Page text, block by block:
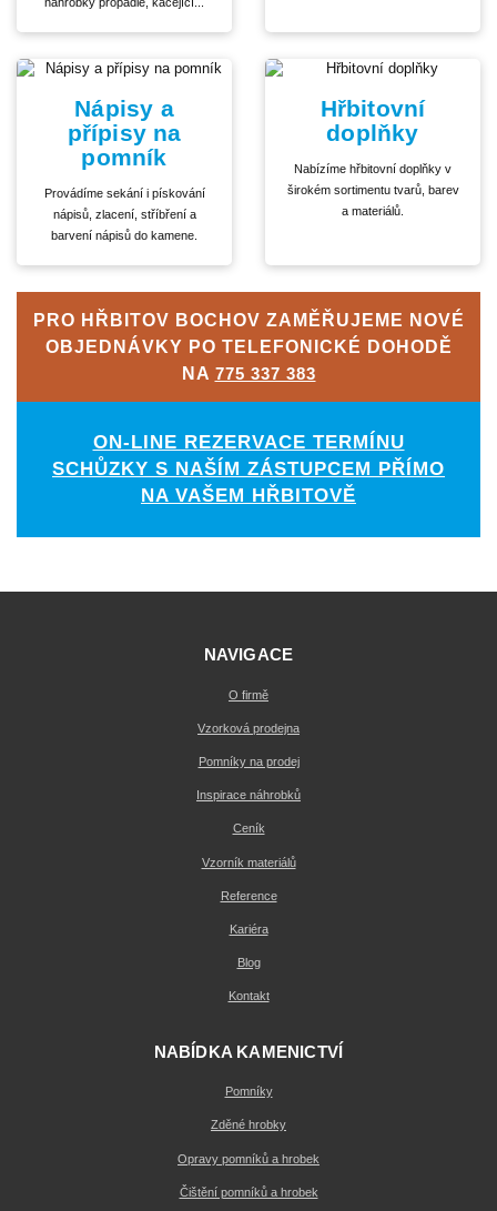
Nápisy a
přípisy na
pomník
Provádíme sekání i pískování
nápisů, zlacení, stříbření a
barvení nápisů do kamene.
Hřbitovní
doplňky
Nabízíme hřbitovní doplňky v
širokém sortimentu tvarů, barev
a materiálů.
PRO HŘBITOV BOCHOV ZAMĚŘUJEME NOVÉ
OBJEDNÁVKY PO TELEFONICKÉ DOHODĚ
NA 775 337 383
ON-LINE REZERVACE TERMÍNU
SCHŮZKY S NAŠÍM ZÁSTUPCEM PŘÍMO
NA VAŠEM HŘBITOVĚ
NAVIGACE
O firmě
Vzorková prodejna
Pomníky na prodej
Inspirace náhrobků
Ceník
Vzorník materiálů
Reference
Kariéra
Blog
Kontakt
NABÍDKA KAMENICTVÍ
Pomníky
Zděné hrobky
Opravy pomníků a hrobek
Čištění pomníků a hrobek